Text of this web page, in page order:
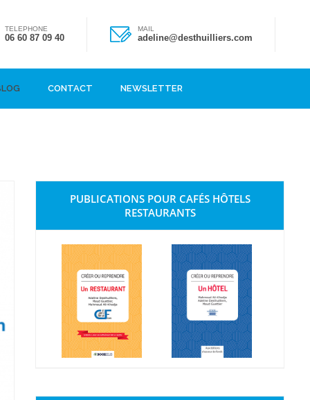
TELEPHONE
06 60 87 09 40
MAIL
adeline@desthuilliers.com
CONTACT NEWSLETTER
PUBLICATIONS POUR CAFÉS HÔTELS
RESTAURANTS